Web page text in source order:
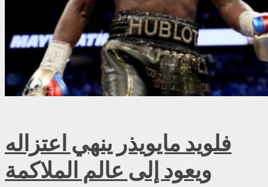
فلويد مايويذر ينهي اعتزاله
ويعود إلى عالم الملاكمة